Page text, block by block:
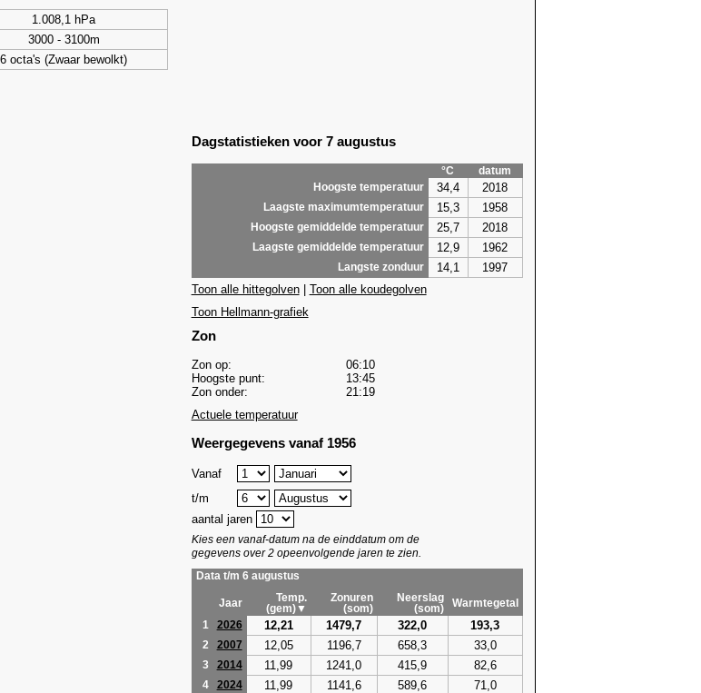
1.008,1 hPa
3000 - 3100m
6 octa's (Zwaar bewolkt)
Dagstatistieken voor 7 augustus
°C
datum
Hoogste temperatuur
34,4 2018
Laagste maximumtemperatuur 15,3 1958
Hoogste gemiddelde temperatuur 25,7 2018
Laagste gemiddelde temperatuur 12,9 1962
Langste zonduur 14,1
1997
Toon alle hittegolven| Toon alle koudegolven
Toon Hellmann-grafiek
Zon
Zon op:
06:10
Hoogste punt:
13:45
Zon onder:
21:19
Actuele temperatuur
Weergegevens vanaf 1956
Vanaf
t/m
aantal jaren
Kies een vanaf-datum na de einddatum om de
gegevens over 2 opeenvolgende jaren te zien.
Data t/m 6 augustus
Jaar
Temp.
(gem)▼
Zonuren
(som)
Neerslag
(som)
Warmtegetal
1
2026 12,21 1479,7 322,0 193,3
2 2007 12,05 1196,7 658,3 33,0
3 2014 11,99 1241,0 415,9 82,6
4 2024 11,99 1141,6 589,6 71,0